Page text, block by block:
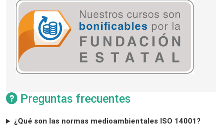
Preguntas frecuentes
¿Qué son las normas medioambientales ISO 14001?